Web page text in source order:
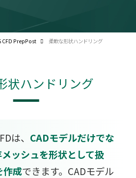
CFD PrepPost 柔軟な形状ハンドリング
状ハンドリング
は、 CADモデルだけでな
ッシュを形状として扱
作成できます。CADモデル